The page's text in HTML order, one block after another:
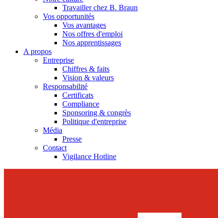
Travailler chez B. Braun
Vos opportunités
Vos avantages
Nos offres d'emploi
Nos apprentissages
A propos
Entreprise
Chiffres & faits
Vision & valeurs
Responsabilité
Certificats
Compliance
Sponsoring & congrès
Politique d'entreprise
Média
Presse
Contact
Vigilance Hotline